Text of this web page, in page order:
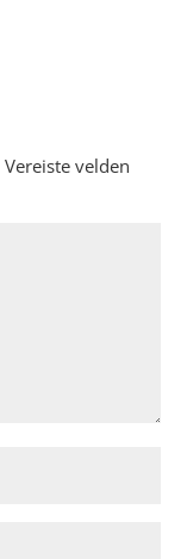
Vereiste velden